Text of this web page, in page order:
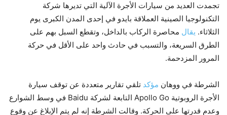
تجمدت العديد من سيارات الأجرة الآلية التي تديرها شركة
التكنولوجيا الصينية العملاقة بايدو في إحدى المدن الكبرى يوم
الثلاثاء. يقال محاصرة الركاب بالداخل، وتقطع السبل بهم على
الطرق السريعة، والتسبب في حادث واحد على الأقل في حركة
المرور المزدحمة.
الشرطة في ووهان مؤكد تلقي تقارير متعددة عن توقف سيارة
الأجرة الروبوتية Apollo Go التابعة لشركة Baidu في وسط الشوارع
وعدم قدرتها على الحركة. وقالت الشرطة إنه لم يتم الإبلاغ عن وقوع